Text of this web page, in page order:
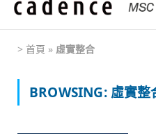
> 首頁 » 虛實整合
BROWSING: 虛實整